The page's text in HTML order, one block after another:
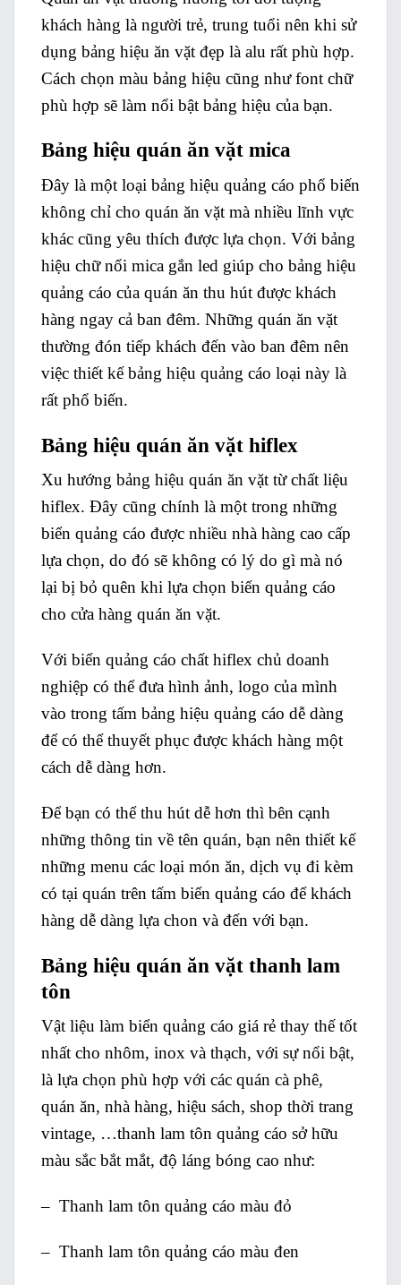
khách hàng là người trẻ, trung tuổi nên khi sử
dụng bảng hiệu ăn vặt đẹp là alu rất phù hợp.
Cách chọn màu bảng hiệu cũng như font chữ
phù hợp sẽ làm nổi bật bảng hiệu của bạn.
Bảng hiệu quán ăn vặt mica
Đây là một loại bảng hiệu quảng cáo phổ biến
không chỉ cho quán ăn vặt mà nhiều lĩnh vực
khác cũng yêu thích được lựa chọn. Với bảng
hiệu chữ nổi mica gắn led giúp cho bảng hiệu
quảng cáo của quán ăn thu hút được khách
hàng ngay cả ban đêm. Những quán ăn vặt
thường đón tiếp khách đến vào ban đêm nên
việc thiết kế bảng hiệu quảng cáo loại này là
rất phổ biến.
Bảng hiệu quán ăn vặt hiflex
Xu hướng bảng hiệu quán ăn vặt từ chất liệu
hiflex. Đây cũng chính là một trong những
biển quảng cáo được nhiều nhà hàng cao cấp
lựa chọn, do đó sẽ không có lý do gì mà nó
lại bị bỏ quên khi lựa chọn biển quảng cáo
cho cửa hàng quán ăn vặt.
Với biển quảng cáo chất hiflex chủ doanh
nghiệp có thể đưa hình ảnh, logo của mình
vào trong tấm bảng hiệu quảng cáo dễ dàng
để có thể thuyết phục được khách hàng một
cách dễ dàng hơn.
Để bạn có thể thu hút dễ hơn thì bên cạnh
những thông tin về tên quán, bạn nên thiết kế
những menu các loại món ăn, dịch vụ đi kèm
có tại quán trên tấm biển quảng cáo để khách
hàng dễ dàng lựa chon và đến với bạn.
Bảng hiệu quán ăn vặt thanh lam
tôn
Vật liệu làm biển quảng cáo giá rẻ thay thế tốt
nhất cho nhôm, inox và thạch, với sự nổi bật,
là lựa chọn phù hợp với các quán cà phê,
quán ăn, nhà hàng, hiệu sách, shop thời trang
vintage, …thanh lam tôn quảng cáo sở hữu
màu sắc bắt mắt, độ láng bóng cao như:
– Thanh lam tôn quảng cáo màu đỏ
– Thanh lam tôn quảng cáo màu đen